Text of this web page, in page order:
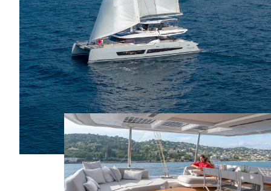
Table
Non
Assise
Non
Cuisine
Non
Table
Non
Assise
Oui
Cuisine
Non
SURFACE HABITABLE ESPACE
COCKPIT AVANT / SUNPAD
Bain de soleil
9.2m²
Bain de soleil